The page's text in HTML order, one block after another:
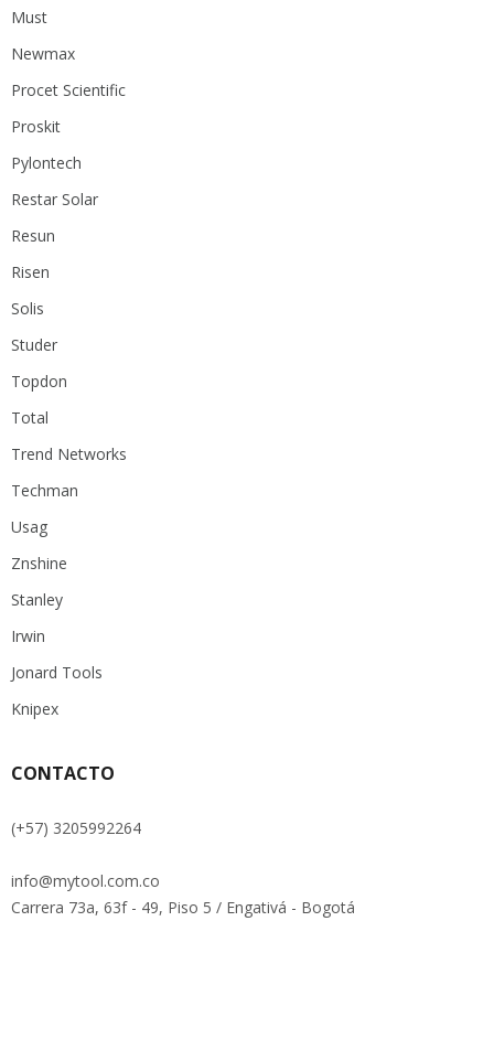
Must
Newmax
Procet Scientific
Proskit
Pylontech
Restar Solar
Resun
Risen
Solis
Studer
Topdon
Total
Trend Networks
Techman
Usag
Znshine
Stanley
Irwin
Jonard Tools
Knipex
CONTACTO
(+57) 3205992264
info@mytool.com.co
Carrera 73a, 63f - 49, Piso 5 / Engativá - Bogotá